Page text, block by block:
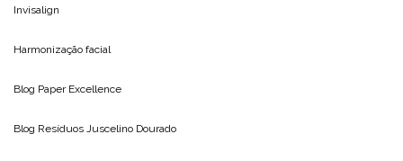
Invisalign
Harmonização facial
Blog Paper Excellence
Blog Resíduos Juscelino Dourado